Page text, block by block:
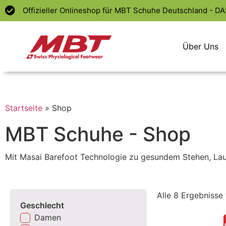
Offizieller Onlineshop für MBT Schuhe Deutschland -
Über Uns
Startseite » Shop
MBT Schuhe - Shop
Mit Masai Barefoot Technologie zu gesundem Stehen,
Geschlecht
Damen
Alle 8